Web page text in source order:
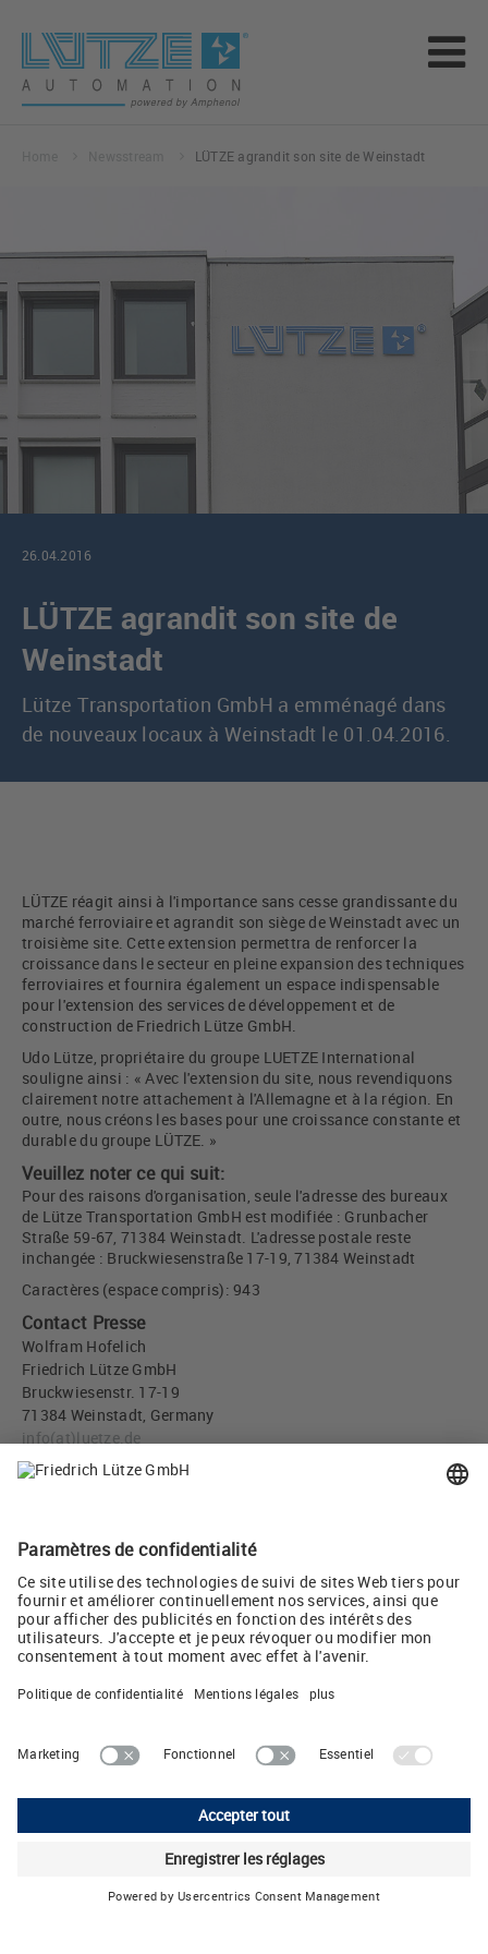
LÜTZE agrandit son site de Weinstadt
26.04.2016
LÜTZE agrandit son site de
Weinstadt
Lütze Transportation GmbH a emménagé dans
de nouveaux locaux à Weinstadt le 01.04.2016.
LÜTZE réagit ainsi à l'importance sans cesse grandissante du
marché ferroviaire et agrandit son siège de Weinstadt avec un
troisième site. Cette extension permettra de renforcer la
croissance dans le secteur en pleine expansion des techniques
ferroviaires et fournira également un espace indispensable
pour l'extension des services de développement et de
construction de Friedrich Lütze GmbH.
Udo Lütze, propriétaire du groupe LUETZE International
souligne ainsi : « Avec l'extension du site, nous revendiquons
clairement notre attachement à l'Allemagne et à la région. En
outre, nous créons les bases pour une croissance constante et
durable du groupe LÜTZE. »
Veuillez noter ce qui suit:
Pour des raisons d'organisation, seule l'adresse des bureaux
de Lütze Transportation GmbH est modifiée : Grunbacher
Straße 59-67, 71384 Weinstadt. L'adresse postale reste
inchangée : Bruckwiesenstraße 17-19, 71384 Weinstadt
Caractères (espace compris): 943
Contact Presse
Wolfram Hofelich
Friedrich Lütze GmbH
Bruckwiesenstr. 17-19
71384 Weinstadt, Germany
info(at)luetze.de
Tél +49 7151 6053-0
Twitter
LUTZE SASU
218 chaussée Jules César • 95250 Beauchamp • FRANCE
Téléphone: +33 1 34 18 77 00 • E-Mail:lutze(at)lutze.fr